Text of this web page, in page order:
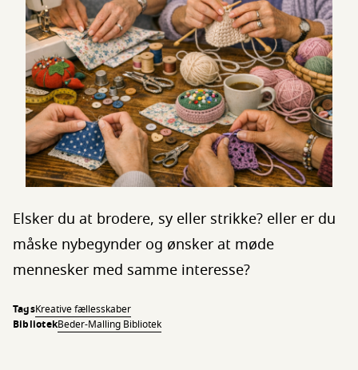
Elsker du at brodere, sy eller strikke? eller er du
måske nybegynder og ønsker at møde
mennesker med samme interesse?
TagsKreative fællesskaber
BibliotekBeder-Malling Bibliotek